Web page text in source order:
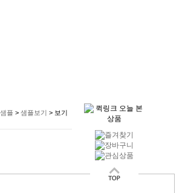
플 > 샘플보기 > 보기